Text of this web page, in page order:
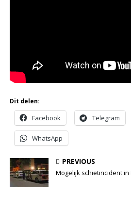
Dit delen:
Facebook Telegram
WhatsApp
PREVIOUS
Mogelijk schietincident in